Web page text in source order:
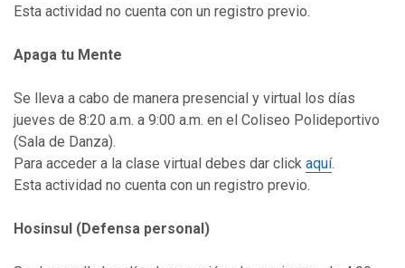
Esta actividad no cuenta con un registro previo.
Apaga tu Mente
Se lleva a cabo de manera presencial y virtual los días
jueves de 8:20 a.m. a 9:00 a.m. en el Coliseo Polideportivo
(Sala de Danza).
Para acceder a la clase virtual debes dar click aquí.
Esta actividad no cuenta con un registro previo.
Hosinsul (Defensa personal)